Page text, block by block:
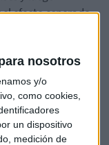
nosotros
y/o
como cookies,
un dispositivo
medición de
efecto esperado
porque
en este
calcular el riesgo y
fuera de